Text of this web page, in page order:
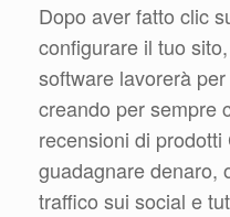
Dopo aver fatto clic
configurare il tuo
software lavorerà
creando per sempre
recensioni di
guadagnare denaro,
traffico sui social e